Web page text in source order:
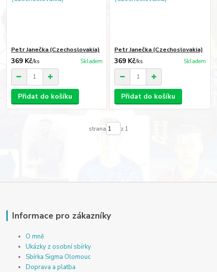
Petr Janečka (Czechoslovakia)
369 Kč/ks Skladem
Přidat do košíku
Petr Janečka (Czechoslovakia)
369 Kč/ks Skladem
Přidat do košíku
strana z 1
Informace pro zákazníky
O mně
Ukázky z osobní sbírky
Sbírka Sigma Olomouc
Doprava a platba